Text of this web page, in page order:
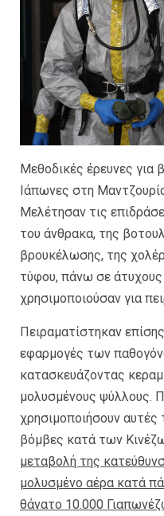
Μεθοδικές έρευνες για
Ιάπωνες στη
Μελέτησαν τις
του άνθρακα, της
βρουκέλωσης, της
τύφου, πάνω σε
χρησιμοποιούσαν για
Πειραματίστηκαν
εφαρμογές των
κατασκευάζοντας
μολυσμένους ψύλλους.
χρησιμοποιήσουν αυτές
βόμβες κατά των
μεταβολή της
μολυσμένο αέρα κατά
θάνατο 10.000